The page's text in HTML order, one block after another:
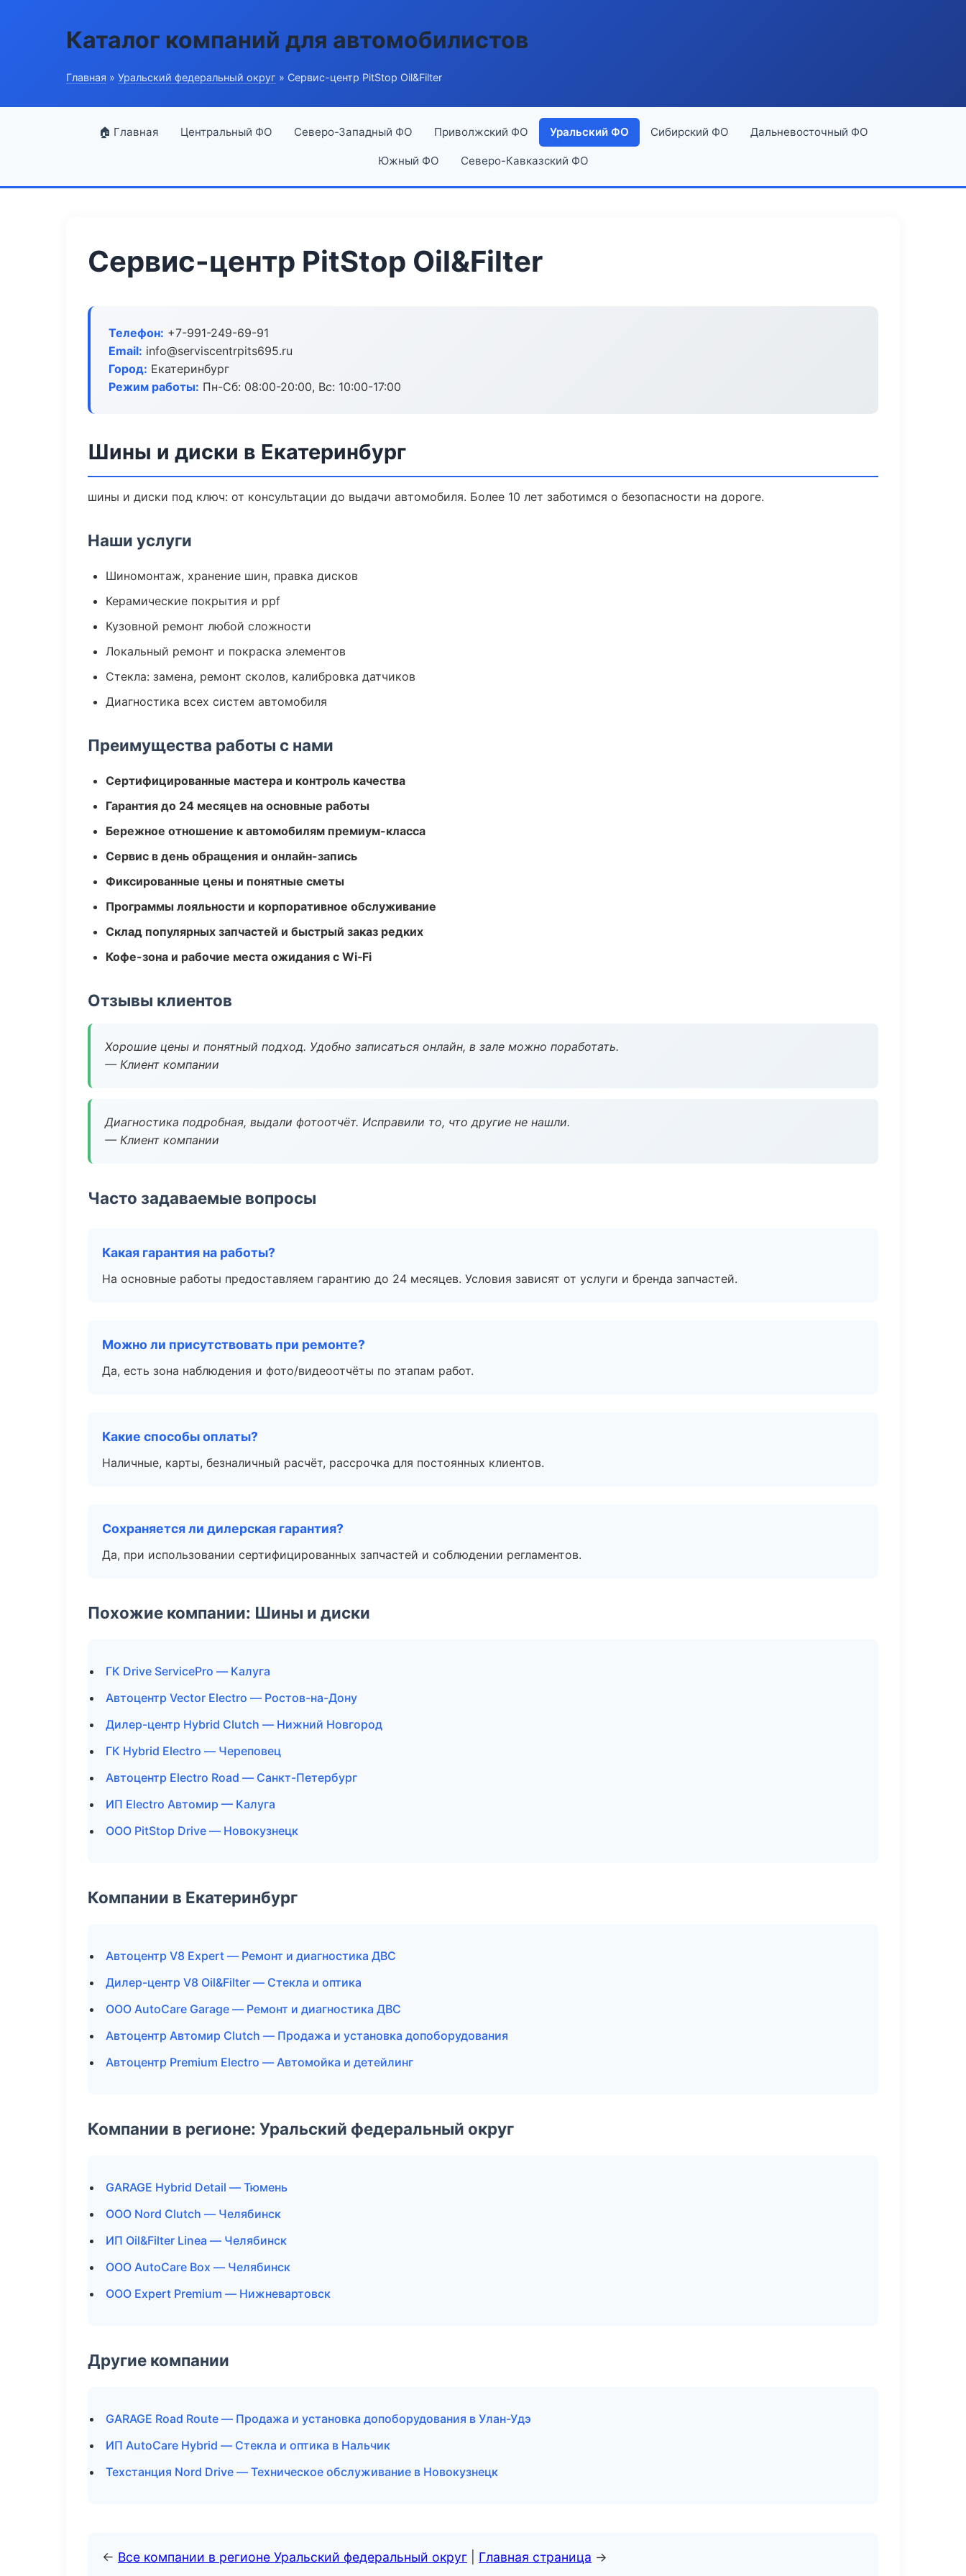
Каталог компаний для автомобилистов
Главная » Уральский федеральный округ » Сервис-центр PitStop Oil&Filter
🏠 Главная Центральный ФО Северо-Западный ФО Приволжский ФО Уральский ФО Сибирский ФО Дальневосточный ФО
Южный ФО Северо-Кавказский ФО
Сервис-центр PitStop Oil&Filter
Телефон: +7-991-249-69-91
Email: info@serviscentrpits695.ru
Город: Екатеринбург
Режим работы: Пн-Сб: 08:00-20:00, Вс: 10:00-17:00
Шины и диски в Екатеринбург
шины и диски под ключ: от консультации до выдачи автомобиля. Более 10 лет заботимся о безопасности на дороге.
Наши услуги
Шиномонтаж, хранение шин, правка дисков
Керамические покрытия и ppf
Кузовной ремонт любой сложности
Локальный ремонт и покраска элементов
Стекла: замена, ремонт сколов, калибровка датчиков
Диагностика всех систем автомобиля
Преимущества работы с нами
Сертифицированные мастера и контроль качества
Гарантия до 24 месяцев на основные работы
Бережное отношение к автомобилям премиум-класса
Сервис в день обращения и онлайн-запись
Фиксированные цены и понятные сметы
Программы лояльности и корпоративное обслуживание
Склад популярных запчастей и быстрый заказ редких
Кофе-зона и рабочие места ожидания с Wi‑Fi
Отзывы клиентов
Хорошие цены и понятный подход. Удобно записаться онлайн, в зале можно поработать.
— Клиент компании
Диагностика подробная, выдали фотоотчёт. Исправили то, что другие не нашли.
— Клиент компании
Часто задаваемые вопросы
Какая гарантия на работы?
На основные работы предоставляем гарантию до 24 месяцев. Условия зависят от услуги и бренда запчастей.
Можно ли присутствовать при ремонте?
Да, есть зона наблюдения и фото/видеоотчёты по этапам работ.
Какие способы оплаты?
Наличные, карты, безналичный расчёт, рассрочка для постоянных клиентов.
Сохраняется ли дилерская гарантия?
Да, при использовании сертифицированных запчастей и соблюдении регламентов.
Похожие компании: Шины и диски
ГК Drive ServicePro — Калуга
Автоцентр Vector Electro — Ростов-на-Дону
Дилер-центр Hybrid Clutch — Нижний Новгород
ГК Hybrid Electro — Череповец
Автоцентр Electro Road — Санкт-Петербург
ИП Electro Автомир — Калуга
ООО PitStop Drive — Новокузнецк
Компании в Екатеринбург
Автоцентр V8 Expert — Ремонт и диагностика ДВС
Дилер-центр V8 Oil&Filter — Стекла и оптика
ООО AutoCare Garage — Ремонт и диагностика ДВС
Автоцентр Автомир Clutch — Продажа и установка допоборудования
Автоцентр Premium Electro — Автомойка и детейлинг
Компании в регионе: Уральский федеральный округ
GARAGE Hybrid Detail — Тюмень
ООО Nord Clutch — Челябинск
ИП Oil&Filter Linea — Челябинск
ООО AutoCare Box — Челябинск
ООО Expert Premium — Нижневартовск
Другие компании
GARAGE Road Route — Продажа и установка допоборудования в Улан-Удэ
ИП AutoCare Hybrid — Стекла и оптика в Нальчик
Техстанция Nord Drive — Техническое обслуживание в Новокузнецк
← Все компании в регионе Уральский федеральный округ Главная страница →